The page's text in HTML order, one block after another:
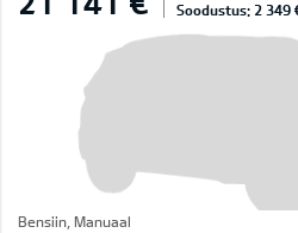
Soodustus: 2 349
Bensiin, Manuaal